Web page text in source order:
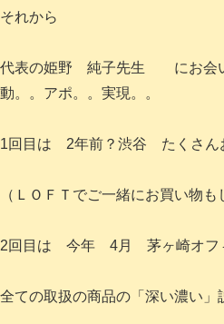
それから
代表の姫野 純子先生 にお会い
動。。アポ。。実現。。
1回目は 2年前？渋谷 たくさん
（ＬＯＦＴでご一緒にお買い物も
2回目は 今年 4月 茅ヶ崎オフ
全ての取扱の商品の「深い濃い」